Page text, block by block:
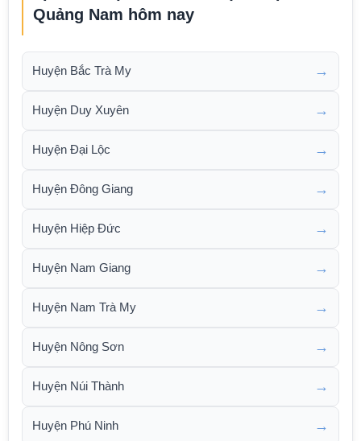
Quảng Nam hôm nay
Huyện Bắc Trà My →
Huyện Duy Xuyên →
Huyện Đại Lộc →
Huyện Đông Giang →
Huyện Hiệp Đức →
Huyện Nam Giang →
Huyện Nam Trà My →
Huyện Nông Sơn →
Huyện Núi Thành →
Huyện Phú Ninh →